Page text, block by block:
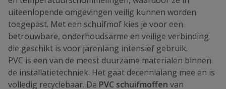
uiteenlopende omgevingen veilig kunnen worden
toegepast. Met een schuifmof kies je voor een
betrouwbare, onderhoudsarme en veilige verbinding
die geschikt is voor jarenlang intensief gebruik.
PVC is een van de meest duurzame materialen binnen
de installatietechniek. Het gaat decennialang mee en is
volledig recyclebaar. De PVC schuifmoffen van